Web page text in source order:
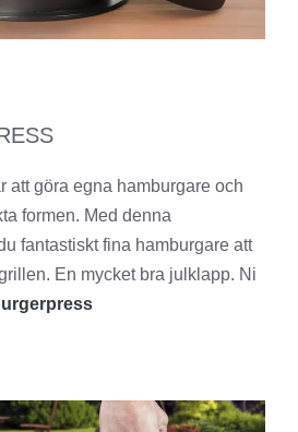
att göra egna hamburgare och
formen. Med denna
fantastiskt fina hamburgare att
En mycket bra julklapp. Ni